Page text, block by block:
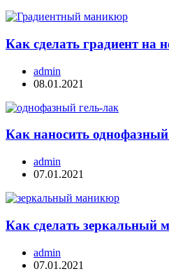
Как сделать градиент на
admin
08.01.2021
Как наносить
admin
07.01.2021
Как сделать зеркальный
admin
07.01.2021